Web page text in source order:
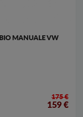
MANUALE VW
175 €
159 €